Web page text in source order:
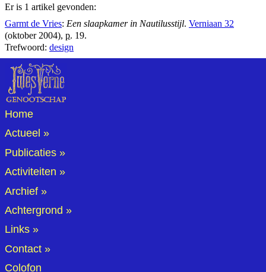
Er is 1 artikel gevonden:
Garmt de Vries: Een slaapkamer in Nautilusstijl. Verniaan 32
(oktober 2004), p. 19.
Trefwoord: design
Home
Actueel
Publicaties
Activiteiten
Archief
Achtergrond
Links
Contact
Colofon